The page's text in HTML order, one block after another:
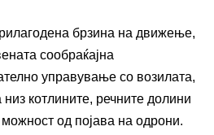
брзина на движење,
сообраќајна
управување со возилата,
котлините, речните долини
од појава на одрони.